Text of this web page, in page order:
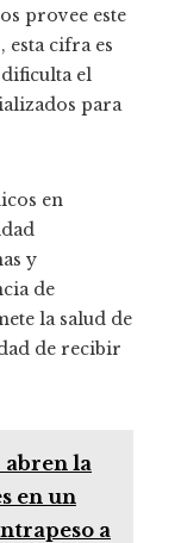
provee este
esta cifra es
el
para
en
y
de
la salud de
de recibir
abren la
en un
a